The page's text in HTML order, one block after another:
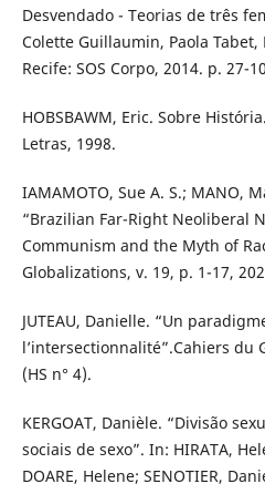
Desvendado - Teorias de três
Colette Guillaumin, Paola
Recife: SOS Corpo, 2014. p. 27-
HOBSBAWM, Eric. Sobre
Letras, 1998.
IAMAMOTO, Sue A. S.; MANO,
“Brazilian Far-Right Neoliberal
Communism and the Myth of
Globalizations, v. 19, p. 1-17,
JUTEAU, Danielle. “Un
l’intersectionnalité”.Cahiers du
(HS n° 4).
KERGOAT, Danièle. “Divisão
sociais de sexo”. In: HIRATA,
DOARE, Helene; SENOTIER,